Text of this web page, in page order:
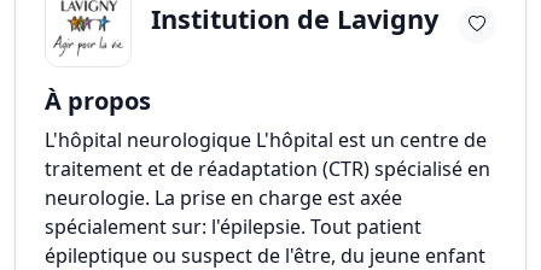
Institution de Lavigny
À propos
L'hôpital neurologique L'hôpital est un centre de
traitement et de réadaptation (CTR) spécialisé en
neurologie. La prise en charge est axée
spécialement sur: l'épilepsie. Tout patient
épileptique ou suspect de l'être, du jeune enfant